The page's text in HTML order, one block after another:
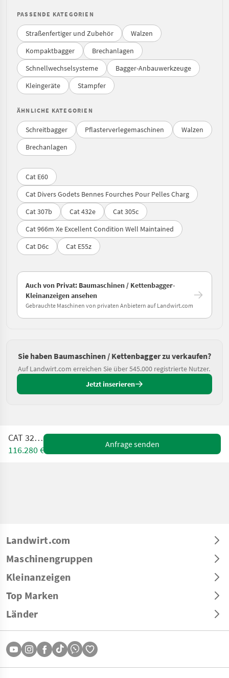
PASSENDE KATEGORIEN
Straßenfertiger und Zubehör
Walzen
Kompaktbagger
Brechanlagen
Schnellwechselsysteme
Bagger-Anbauwerkzeuge
Kleingeräte
Stampfer
ÄHNLICHE KATEGORIEN
Schreitbagger Pflasterverlegemaschinen
Walzen
Brechanlagen
Cat E60
Cat Divers Godets Bennes Fourches Pour Pelles Charg
Cat 307b
Cat 432e
Cat 305c
Cat 966m Xe Excellent Condition Well Maintained
Cat D6c
Cat E55z
Auch von Privat: Baumaschinen / Kettenbagger-
Kleinanzeigen ansehen
Gebrauchte Maschinen von privaten Anbietern auf Landwirt.com
Sie haben Baumaschinen / Kettenbagger zu verkaufen?
Auf Landwirt.com erreichen Sie über 545.000 registrierte Nutzer.
Jetzt inserieren
CAT 320-07
116.280 €
Anfrage senden
Landwirt.com
Maschinengruppen
Kleinanzeigen
Top Marken
Länder